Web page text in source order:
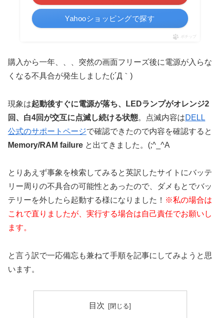
Yahooショッピングで探す
ポチップ
購入から一年、、、突然の画面フリーズ後に電源が入らな
くなる不具合が発生しました(;´Д｀)
現象は起動後すぐに電源が落ち、LEDランプがオレンジ2
回、白4回が交互に点滅し続ける状態。点滅内容はDELL
公式のサポートページで確認できたので内容を確認すると
Memory/RAM failure と出てきました。(;^_^A
とりあえず事象を検索してみると英訳したサイトにバッテ
リー周りの不具合の可能性とあったので、ダメもとでバッ
テリーを外したら起動する様になりました！ ※私の場合は
これで直りましたが、実行する場合は自己責任でお願いし
ます。
と言う訳で一応備忘も兼ねて手順を記事にしてみようと思
います。
目次